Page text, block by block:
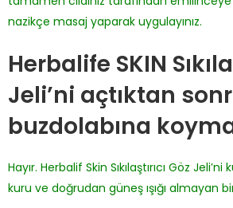
nazikçe masaj yaparak uygulayınız.
Herbalife SKIN
Jeli’ni açtıktan
buzdolabına
Hayır. Herbalif Skin Sıkılaştırıcı Göz
kuru ve doğrudan güneş ışığı almayan